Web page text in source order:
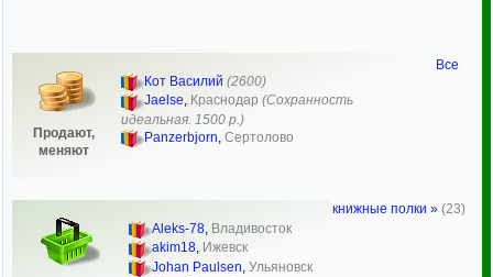
Продают,
меняют
Кот Василий (2600)
Jaelse, Краснодар (Сохранность
идеальная. 1500 р.)
Panzerbjorn Сертолово
Aleks-78, Владивосток
akim18, Ижевск
Johan Paulsen Ульяновск
Все
книжные полки » (23)